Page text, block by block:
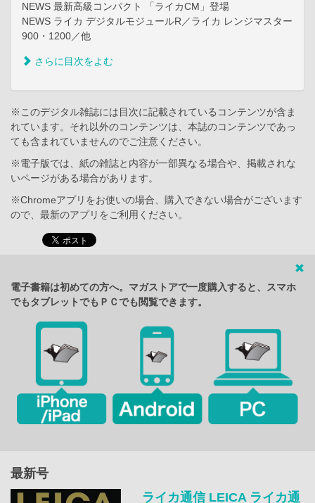
NEWS 最新高級コンパクト 「ライカCM」登場
NEWS ライカ デジタルモジュールR／ライカ レンジマスター
900・1200／他
さらに目次をよむ
※このデジタル雑誌には目次に記載されているコンテンツが含ま
れています。それ以外のコンテンツは、本誌のコンテンツであっ
ても含まれていませんのでご注意ください。
※電子版では、紙の雑誌と内容が一部異なる場合や、掲載されな
いページがある場合があります。
※Chromeアプリをお使いの場合、購入できない場合がございます
ので、最新のアプリをご利用ください。
電子書籍は初めての方へ。マガストアで一度購入すると、スマホ
でもタブレットでもＰＣでも閲覧できます。
最新号
ライカ通信 LEICA ライカ通